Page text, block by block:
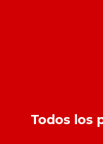
Todos los